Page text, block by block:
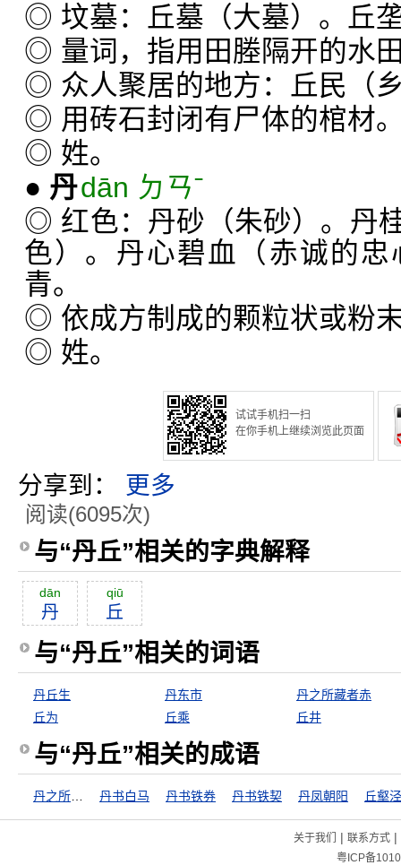
◎ 坟墓：丘墓（大墓）。丘
◎ 量词，指用田塍隔开的水
◎ 众人聚居的地方：丘民（
◎ 用砖石封闭有尸体的棺材
◎ 姓。
● 丹dān ㄉㄢˉ
◎ 红色：丹砂（朱砂）。丹
色）。丹心碧血（赤诚的
青。
◎ 依成方制成的颗粒状或粉
◎ 姓。
试试手机扫一扫
在你手机上继续浏览此页面
分享到： 更多
阅读(6095次)
与“丹丘”相关的字典解释
dān
丹
qiū
丘
与“丹丘”相关的词语
丹丘生 丹东市
丹之所藏者赤
丘为
丘乘 丘井
与“丹丘”相关的成语
丹书白马 丹书铁券 丹书铁契 丹凤朝阳 丘壑
关于我们 | 联系方式|
粤ICP备